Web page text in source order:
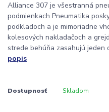
Alliance 307 je všestranná
podmienkach Pneumatika
podkladoch a je mimoriadne
kolesových nakladačoch a
strede behúňa zasahujú jeden
popis
Dostupnosť Skladom